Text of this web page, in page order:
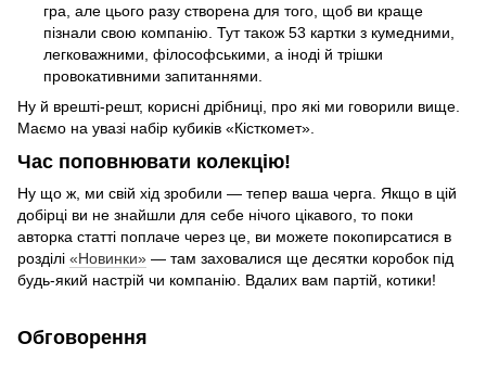
гра, але цього разу створена для того, щоб ви краще
пізнали свою компанію. Тут також 53 картки з кумедними,
легковажними, філософськими, а іноді й трішки
провокативними запитаннями.
Ну й врешті-решт, корисні дрібниці, про які ми говорили вище.
Маємо на увазі набір кубиків «Кісткомет».
Час поповнювати колекцію!
Ну що ж, ми свій хід зробили — тепер ваша черга. Якщо в цій
добірці ви не знайшли для себе нічого цікавого, то поки
авторка статті поплаче через це, ви можете покопирсатися в
розділі «Новинки» — там заховалися ще десятки коробок під
будь-який настрій чи компанію. Вдалих вам партій, котики!
Обговорення